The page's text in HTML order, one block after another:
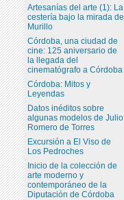
Artesanías del arte (1): La
cestería bajo la mirada de
Murillo
Córdoba, una ciudad de
cine: 125 aniversario de
la llegada del
cinematógrafo a Córdoba
Córdoba: Mitos y
Leyendas
Datos inéditos sobre
algunas modelos de Julio
Romero de Torres
Excursión a El Viso de
Los Pedroches
Inicio de la colección de
arte moderno y
contemporáneo de la
Diputación de Córdoba